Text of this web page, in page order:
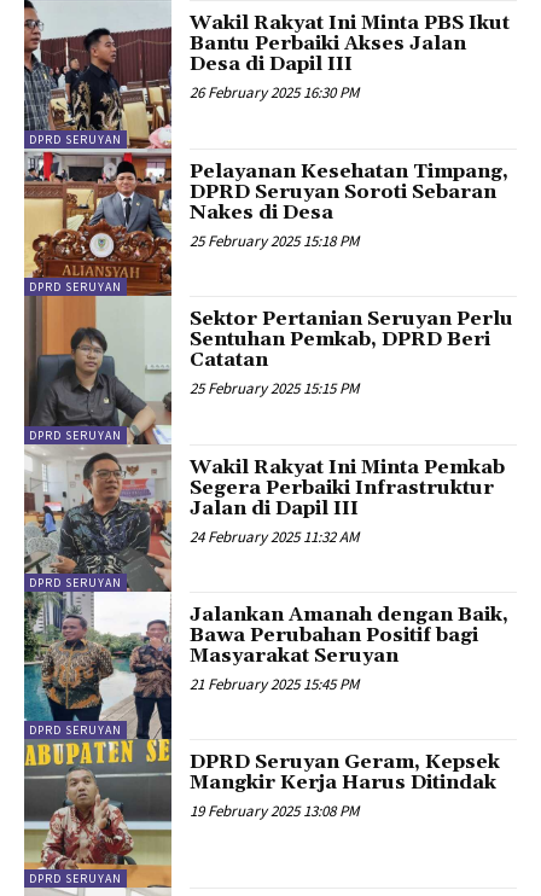
DPRD SERUYAN
Wakil Rakyat Ini Minta PBS Ikut
Bantu Perbaiki Akses Jalan
Desa di Dapil III
26 February 2025 16:30 PM
DPRD SERUYAN
Pelayanan Kesehatan Timpang,
DPRD Seruyan Soroti Sebaran
Nakes di Desa
25 February 2025 15:18 PM
DPRD SERUYAN
Sektor Pertanian Seruyan Perlu
Sentuhan Pemkab, DPRD Beri
Catatan
25 February 2025 15:15 PM
DPRD SERUYAN
Wakil Rakyat Ini Minta Pemkab
Segera Perbaiki Infrastruktur
Jalan di Dapil III
24 February 2025 11:32 AM
DPRD SERUYAN
Jalankan Amanah dengan Baik,
Bawa Perubahan Positif bagi
Masyarakat Seruyan
21 February 2025 15:45 PM
DPRD SERUYAN
DPRD Seruyan Geram, Kepsek
Mangkir Kerja Harus Ditindak
19 February 2025 13:08 PM